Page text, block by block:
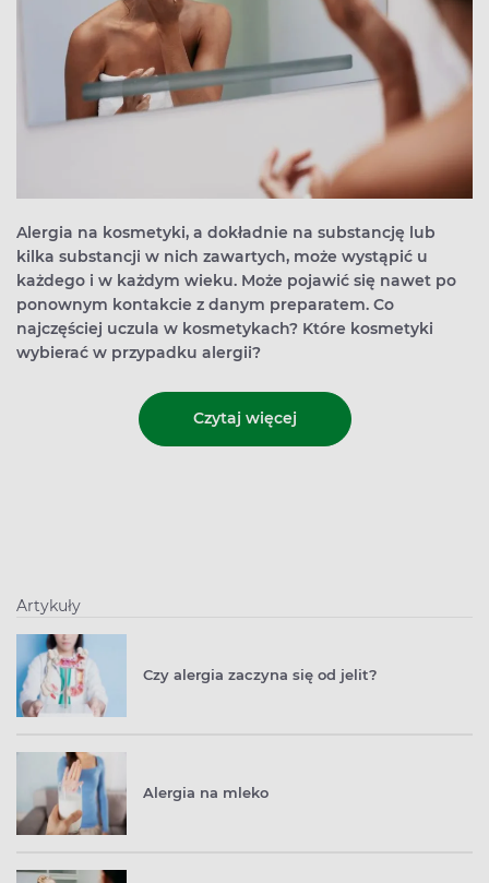
Alergia na kosmetyki, a dokładnie na substancję lub
kilka substancji w nich zawartych, może wystąpić u
każdego i w każdym wieku. Może pojawić się nawet po
ponownym kontakcie z danym preparatem. Co
najczęściej uczula w kosmetykach? Które kosmetyki
wybierać w przypadku alergii?
Czytaj więcej
Artykuły
Czy alergia zaczyna się od jelit?
Alergia na mleko